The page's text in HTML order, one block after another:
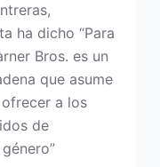
ha dicho “Para
Bros. es un
que asume
a los
de